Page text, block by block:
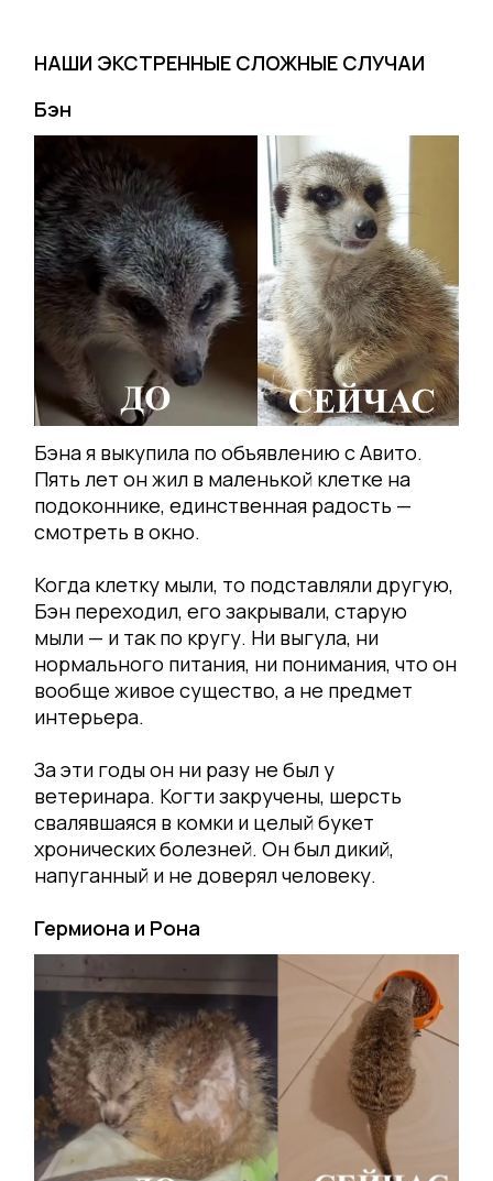
НАШИ ЭКСТРЕННЫЕ СЛОЖНЫЕ СЛУЧАИ
Бэн
Бэна я выкупила по объявлению с Авито.
Пять лет он жил в маленькой клетке на
подоконнике, единственная радость —
смотреть в окно.
Когда клетку мыли, то подставляли другую,
Бэн переходил, его закрывали, старую
мыли — и так по кругу. Ни выгула, ни
нормального питания, ни понимания, что он
вообще живое существо, а не предмет
интерьера.
За эти годы он ни разу не был у
ветеринара. Когти закручены, шерсть
свалявшаяся в комки и целый букет
хронических болезней. Он был дикий,
напуганный и не доверял человеку.
Гермиона и Рона